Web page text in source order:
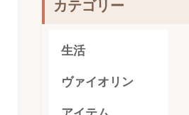
カテゴリー
生活
ヴァイオリン